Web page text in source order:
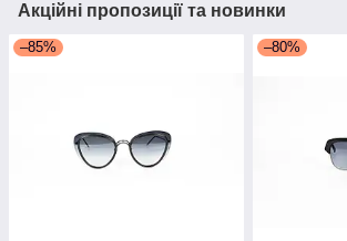
Акційні пропозиції та новинки
–85% –80%